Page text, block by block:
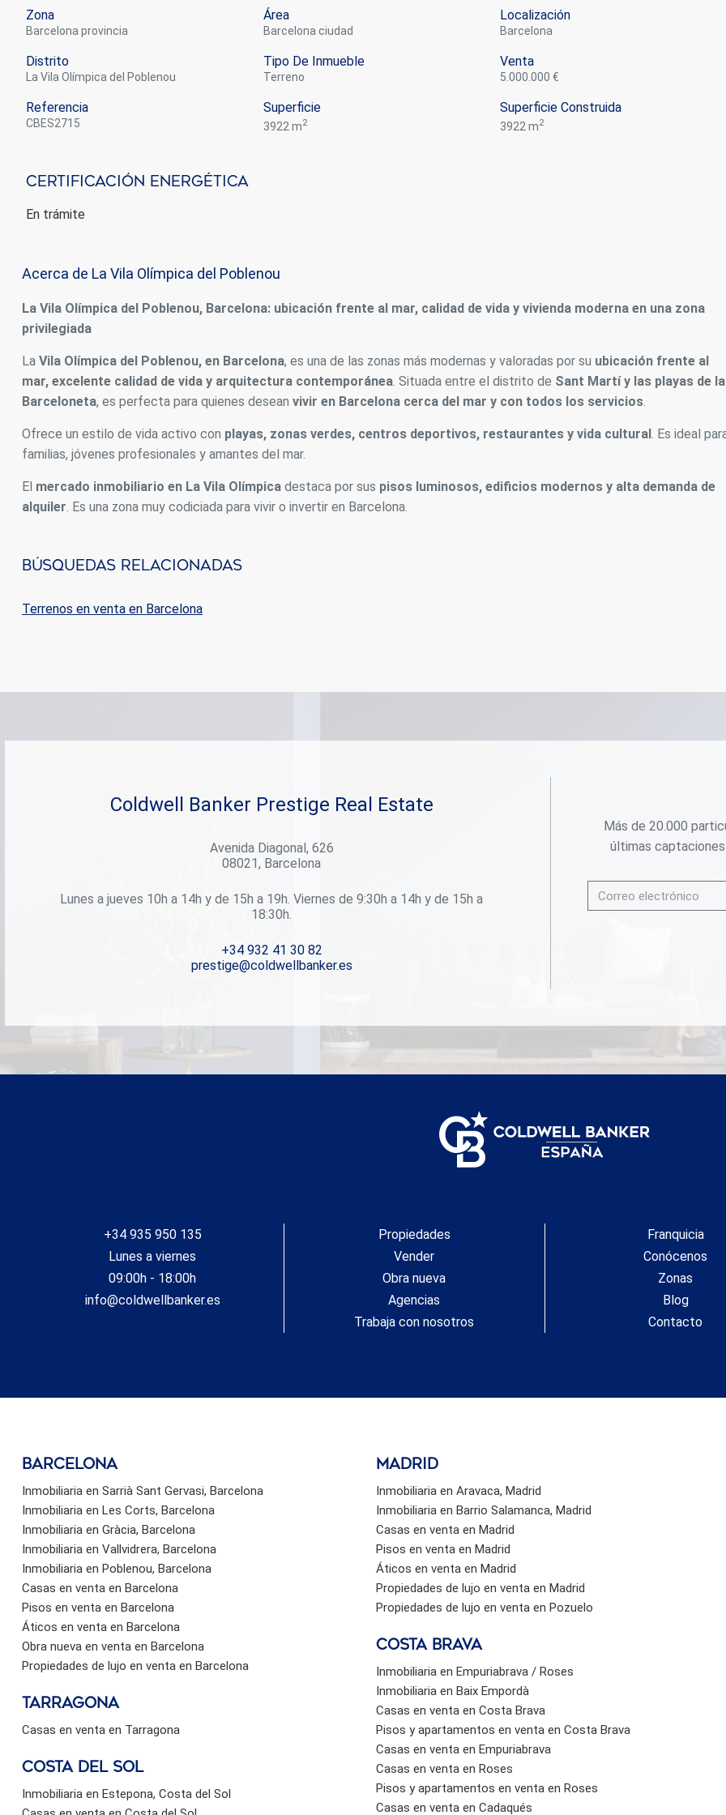
Zona
Barcelona provincia
Área
Barcelona ciudad
Localización
Barcelona
Distrito
La Vila Olímpica del Poblenou
Tipo De Inmueble
terreno
Venta
5.000.000 €
Referencia
CBES2715
Superficie
3922 m2
Superficie Construida
3922 m2
Certificación Energética
En trámite
Acerca de La Vila Olímpica del Poblenou
La Vila Olímpica del Poblenou, Barcelona: ubicación frente al mar, calidad de vida y vivienda moderna en una zona
privilegiada
La Vila Olímpica del Poblenou, en Barcelona, es una de las zonas más modernas y valoradas por su ubicación frente al
mar, excelente calidad de vida y arquitectura contemporánea . Situada entre el distrito de Sant Martí y las playas de la
Barceloneta, es perfecta para quienes desean vivir en Barcelona cerca del mar y con todos los servicios
Ofrece un estilo de vida activo con playas, zonas verdes, centros deportivos, restaurantes y vida cultural . Es ideal
familias, jóvenes profesionales y amantes del mar.
El mercado inmobiliario en La Vila Olímpica destaca por sus pisos luminosos, edificios modernos y alta demanda de
alquiler . Es una zona muy codiciada para vivir o invertir en Barcelona.
Búsquedas Relacionadas
Terrenos en venta en Barcelona
Coldwell Banker Prestige Real Estate
Avenida Diagonal, 626
08021, Barcelona
Lunes a jueves 10h a 14h y de 15h a 19h. Viernes de 9:30h a 14h y de 15h a
18:30h.
+34 932 41 30 82
prestige@coldwellbanker.es
Más de 20.000
últimas
+34 935 950 135
Lunes a viernes
09:00h - 18:00h
info@coldwellbanker.es
Propiedades
Vender
Obra nueva
Agencias
Trabaja con nosotros
Franquicia
Conócenos
Zonas
Blog
Contacto
barcelona
Inmobiliaria en Sarrià Sant Gervasi, Barcelona
Inmobiliaria en Les Corts, Barcelona
Inmobiliaria en Gràcia, Barcelona
Inmobiliaria en Vallvidrera, Barcelona
Inmobiliaria en Poblenou, Barcelona
Casas en venta en Barcelona
Pisos en venta en Barcelona
Áticos en venta en Barcelona
Obra nueva en venta en Barcelona
Propiedades de lujo en venta en Barcelona
Tarragona
Casas en venta en Tarragona
Costa del sol
Inmobiliaria en Estepona, Costa del Sol
Madrid
Inmobiliaria en Aravaca, Madrid
Inmobiliaria en Barrio Salamanca, Madrid
Casas en venta en Madrid
Pisos en venta en Madrid
Áticos en venta en Madrid
Propiedades de lujo en venta en Madrid
Propiedades de lujo en venta en Pozuelo
Costa brava
Inmobiliaria en Empuriabrava / Roses
Inmobiliaria en Baix Empordà
Casas en venta en Costa Brava
Pisos y apartamentos en venta en Costa Brava
Casas en venta en Empuriabrava
Casas en venta en Roses
Pisos y apartamentos en venta en Roses
Casas en venta en Cadaqués